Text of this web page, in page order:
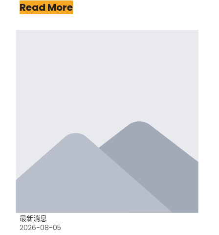
Read More
最新消息
2026-08-05